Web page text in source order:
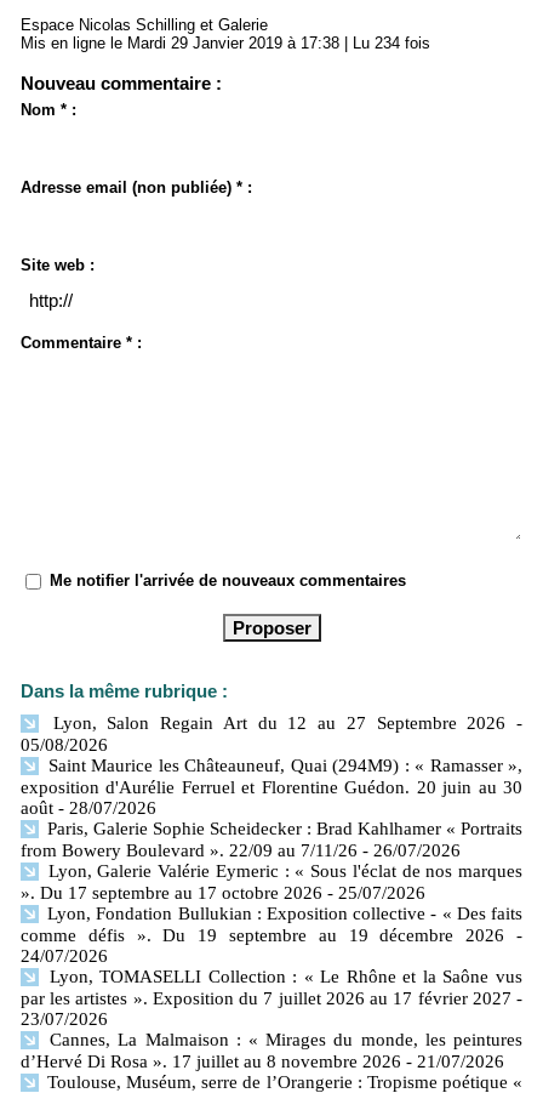
Espace Nicolas Schilling et Galerie
Mis en ligne le Mardi 29 Janvier 2019 à 17:38 | Lu 234 fois
Nouveau commentaire :
Nom * :
Adresse email (non publiée) * :
Site web :
Commentaire * :
Me notifier l'arrivée de nouveaux commentaires
Dans la même rubrique :
Lyon, Salon Regain Art du 12 au 27 Septembre 2026
-
05/08/2026
Saint Maurice les Châteauneuf, Quai (294M9) : « Ramasser »,
exposition d'Aurélie Ferruel et Florentine Guédon. 20 juin au 30
août - 28/07/2026
Paris, Galerie Sophie Scheidecker : Brad Kahlhamer « Portraits
from Bowery Boulevard ». 22/09 au 7/11/26 - 26/07/2026
Lyon, Galerie Valérie Eymeric : « Sous l'éclat de nos marques
». Du 17 septembre au 17 octobre 2026 - 25/07/2026
Lyon, Fondation Bullukian : Exposition collective - « Des faits
comme défis ». Du 19 septembre au 19 décembre 2026
-
24/07/2026
Lyon, TOMASELLI Collection : « Le Rhône et la Saône vus
par les artistes ». Exposition du 7 juillet 2026 au 17 février 2027 -
23/07/2026
Cannes, La Malmaison : « Mirages du monde, les peintures
d’Hervé Di Rosa ». 17 juillet au 8 novembre 2026 - 21/07/2026
Toulouse, Muséum, serre de l’Orangerie : Tropisme poétique «